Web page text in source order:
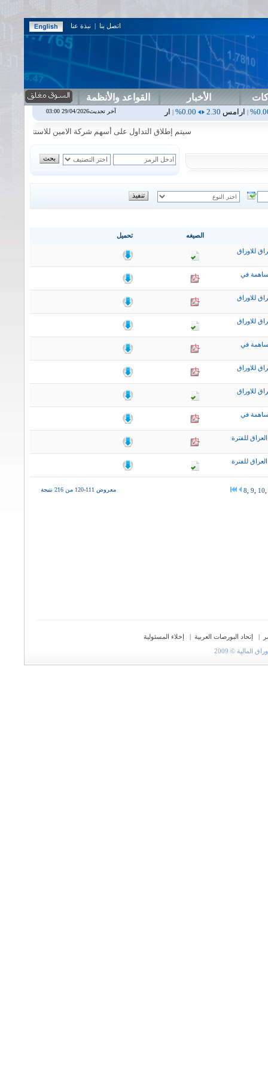
اتصل بنا | نبذة عنا
الأخبار القواعد والأنظمة
2.30
0.00%
|اربيل0.00
0.00%
0.00%
|اسفنج
سيتم إطلاق التداول على أسهم شركة الامين للاستثمار المالي في
تحميل الصيغه
للاوراق
في
للاوراق
للاوراق
في
للاوراق
للاوراق
في
للفترة
للفترة
معروض 111-120 من 216 نتيجة 8 9 10
| إتحاد البورصات العربية |
إخلاء المسئولية
© 2009